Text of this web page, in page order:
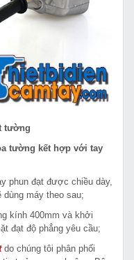
tường
tường kết hợp với tay
phun đạt được chiều dày,
máy theo sau;
kính 400mm và khởi
đạt độ phẳng yêu cầu;
do chúng tôi phân phối